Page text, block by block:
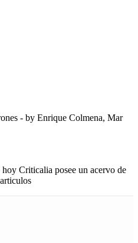
- by Enrique Colmena, Mar
hoy Criticalia posee un acervo de